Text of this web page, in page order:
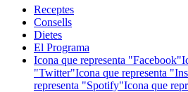
Receptes
Consells
Dietes
El Programa
Icona que representa "Facebook"
"Twitter"Icona que representa
representa "Spotify"Icona que